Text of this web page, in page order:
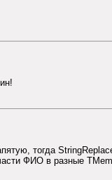
тогда
ФИО в разные